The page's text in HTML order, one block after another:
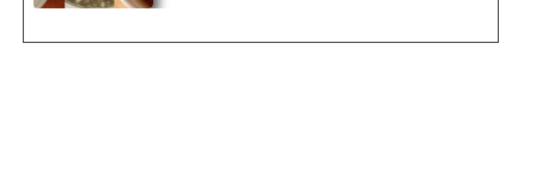
どうかはわからないが、是非一度は食べてみて欲し